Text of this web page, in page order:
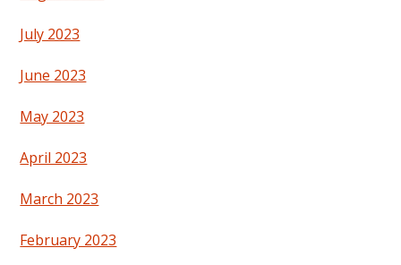
July 2023
June 2023
May 2023
April 2023
March 2023
February 2023